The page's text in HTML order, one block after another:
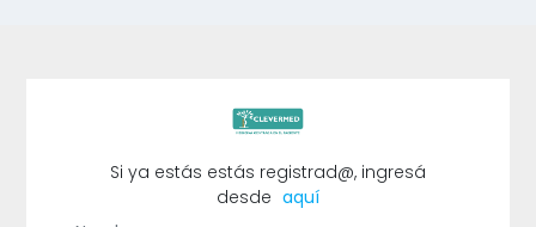
Si ya estás estás registrad@, ingresá
desde aquí